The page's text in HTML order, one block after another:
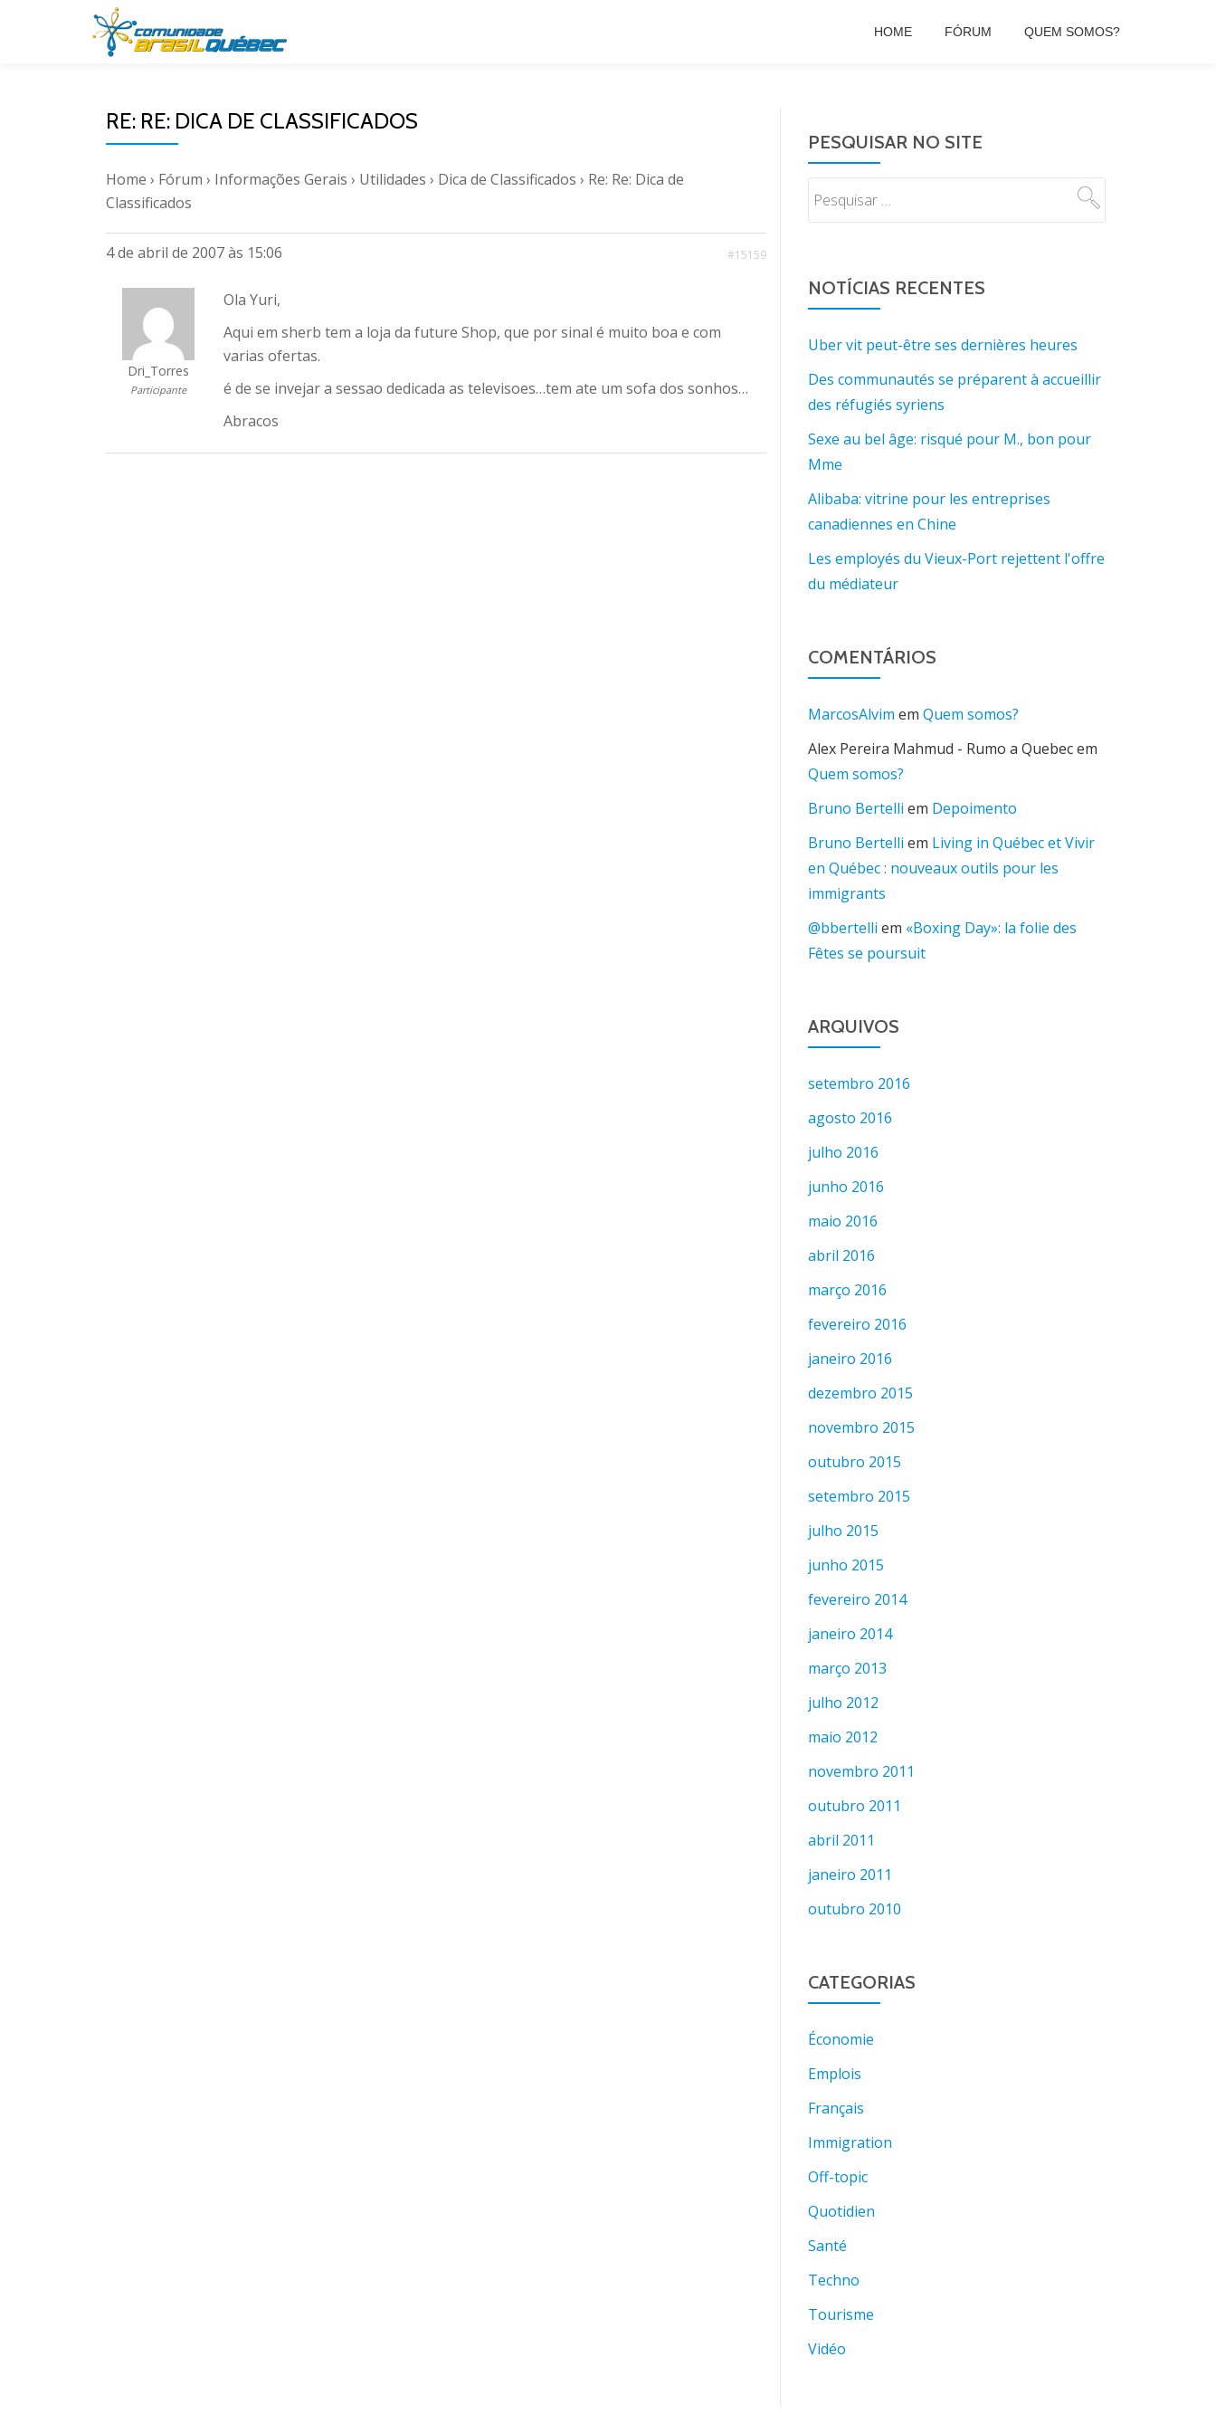
HOME FÓRUM QUEM SOMOS?
RE: RE: DICA DE CLASSIFICADOS
Home › Fórum › Informações Gerais › Utilidades › Dica de Classificados › Re: Re: Dica de
Classificados
4 de abril de 2007 às 15:06 #15159
Dri_Torres
Participante
Ola Yuri,
Aqui em sherb tem a loja da future Shop, que por sinal é muito boa e com
varias ofertas.
é de se invejar a sessao dedicada as televisoes…tem ate um sofa dos sonhos…
Abracos
PESQUISAR NO SITE
NOTÍCIAS RECENTES
Uber vit peut-être ses dernières heures
Des communautés se préparent à accueillir
des réfugiés syriens
Sexe au bel âge: risqué pour M., bon pour
Mme
Alibaba: vitrine pour les entreprises
canadiennes en Chine
Les employés du Vieux-Port rejettent l'offre
du médiateur
COMENTÁRIOS
MarcosAlvim em Quem somos?
Alex Pereira Mahmud - Rumo a Quebecem
Quem somos?
Bruno Bertelli em Depoimento
Bruno Bertelli em Living in Québec et Vivir
en Québec : nouveaux outils pour les
immigrants
@bbertelli em «Boxing Day»: la folie des
Fêtes se poursuit
ARQUIVOS
setembro 2016
agosto 2016
julho 2016
junho 2016
maio 2016
abril 2016
março 2016
fevereiro 2016
janeiro 2016
dezembro 2015
novembro 2015
outubro 2015
setembro 2015
julho 2015
junho 2015
fevereiro 2014
janeiro 2014
março 2013
julho 2012
maio 2012
novembro 2011
outubro 2011
abril 2011
janeiro 2011
outubro 2010
CATEGORIAS
Économie
Emplois
Français
Immigration
Off-topic
Quotidien
Santé
Techno
Tourisme
Vidéo